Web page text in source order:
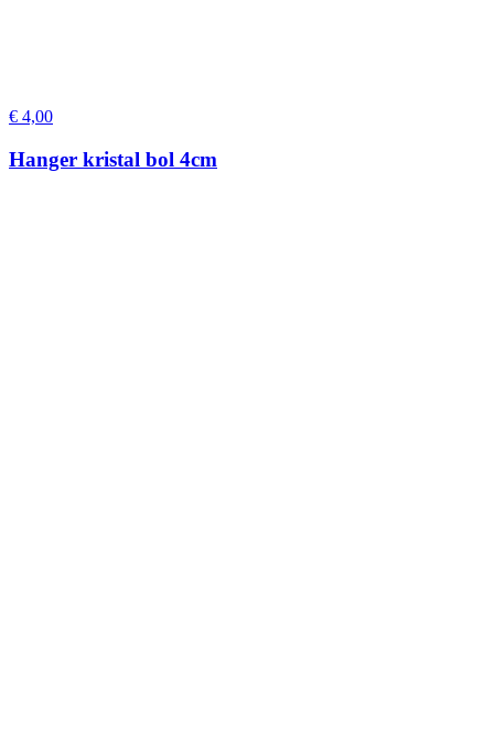
€ 4,00
Hanger kristal bol 4cm